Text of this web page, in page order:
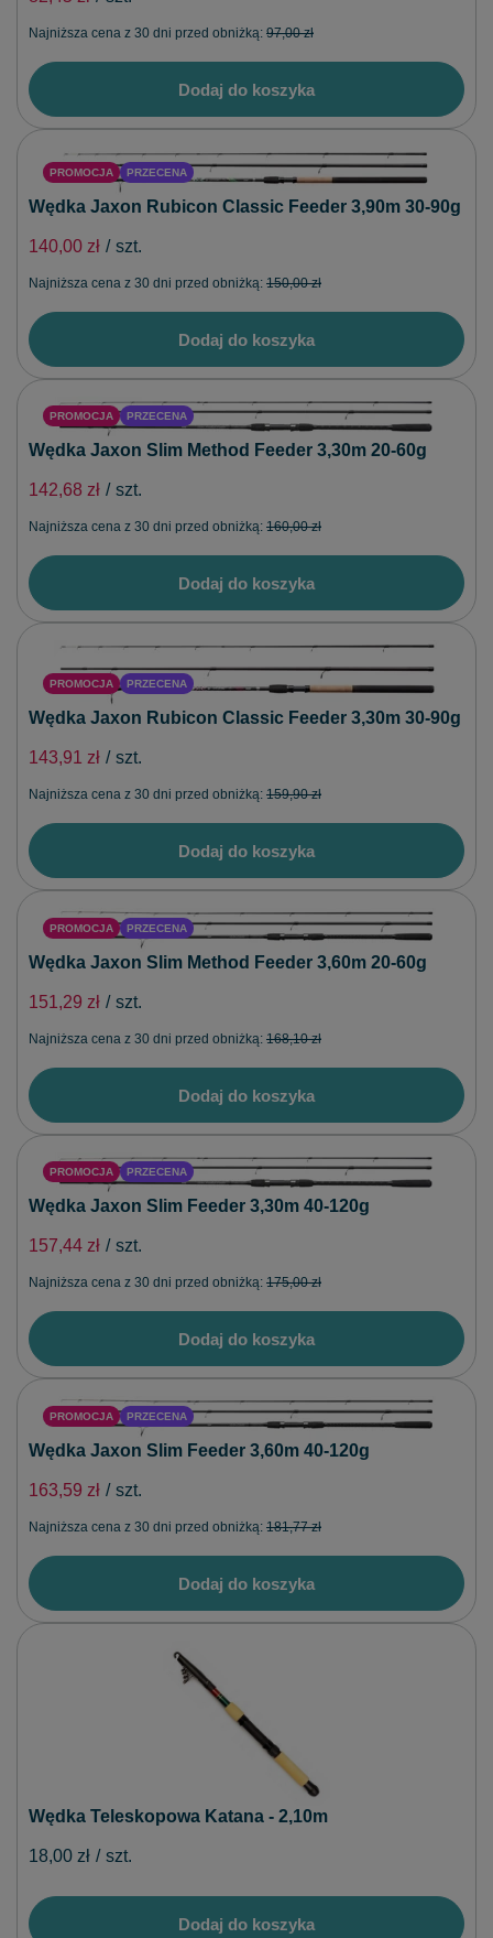
Najniższa cena z 30 dni przed obniżką: 97,00 zł
Dodaj do koszyka
PROMOCJA PRZECENA
Wędka Jaxon Rubicon Classic Feeder 3,90m 30-90g
140,00 zł / szt.
Najniższa cena z 30 dni przed obniżką: 150,00 zł
Dodaj do koszyka
PROMOCJA PRZECENA
Wędka Jaxon Slim Method Feeder 3,30m 20-60g
142,68 zł / szt.
Najniższa cena z 30 dni przed obniżką: 160,00 zł
Dodaj do koszyka
PROMOCJA PRZECENA
Wędka Jaxon Rubicon Classic Feeder 3,30m 30-90g
143,91 zł / szt.
Najniższa cena z 30 dni przed obniżką: 159,90 zł
Dodaj do koszyka
PROMOCJA PRZECENA
Wędka Jaxon Slim Method Feeder 3,60m 20-60g
151,29 zł / szt.
Najniższa cena z 30 dni przed obniżką: 168,10 zł
Dodaj do koszyka
PROMOCJA PRZECENA
Wędka Jaxon Slim Feeder 3,30m 40-120g
157,44 zł / szt.
Najniższa cena z 30 dni przed obniżką: 175,00 zł
Dodaj do koszyka
PROMOCJA PRZECENA
Wędka Jaxon Slim Feeder 3,60m 40-120g
163,59 zł / szt.
Najniższa cena z 30 dni przed obniżką: 181,77 zł
Dodaj do koszyka
Wędka Teleskopowa Katana - 2,10m
18,00 zł / szt.
Dodaj do koszyka